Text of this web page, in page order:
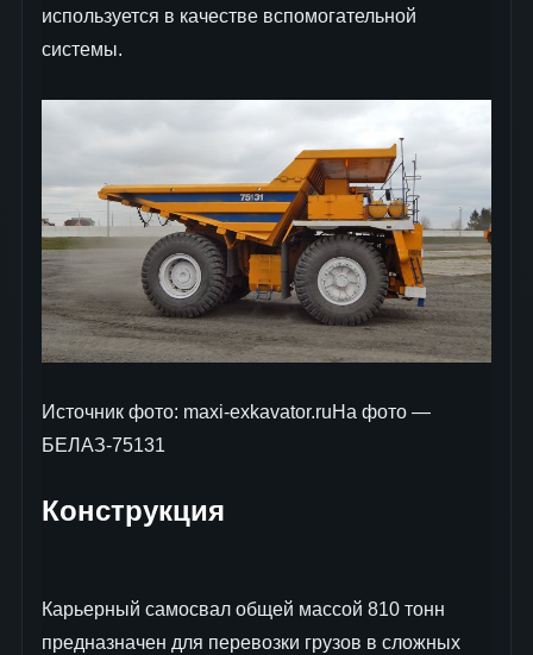
используется в качестве вспомогательной
системы.
Источник фото: maxi-exkavator.ruНа фото —
БЕЛАЗ-75131
Конструкция
Карьерный самосвал общей массой 810 тонн
предназначен для перевозки грузов в сложных